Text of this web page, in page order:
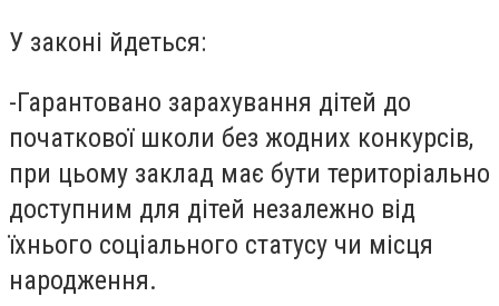
У законі йдеться:
-Гарантовано зарахування дітей до
початкової школи без жодних конкурсів,
при цьому заклад має бути територіально
доступним для дітей незалежно від
їхнього соціального статусу чи місця
народження.